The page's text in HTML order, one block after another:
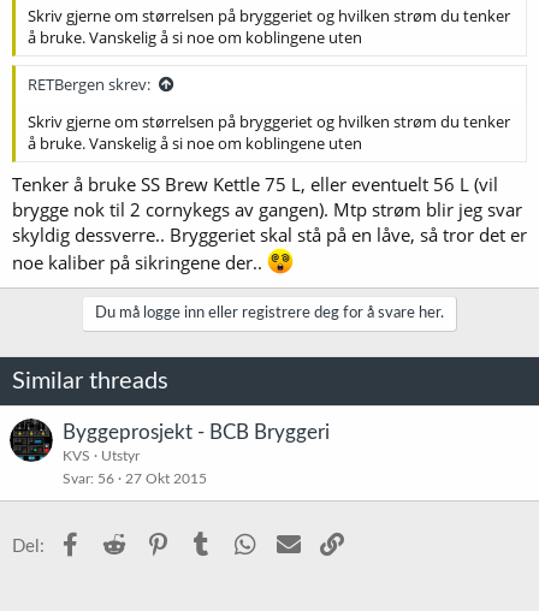
Skriv gjerne om størrelsen på bryggeriet og hvilken strøm du tenker
å bruke. Vanskelig å si noe om koblingene uten
RETBergen skrev:
Skriv gjerne om størrelsen på bryggeriet og hvilken strøm du tenker
å bruke. Vanskelig å si noe om koblingene uten
Tenker å bruke SS Brew Kettle 75 L, eller eventuelt 56 L (vil
brygge nok til 2 cornykegs av gangen). Mtp strøm blir jeg svar
skyldig dessverre.. Bryggeriet skal stå på en låve, så tror det er
noe kaliber på sikringene der..
Du må logge inn eller registrere deg for å svare her.
Similar threads
Byggeprosjekt - BCB Bryggeri
KVS
Utstyr
Svar 56 27 Okt 2015
Del: Facebook
Reddit PinterestTumblr WhatsApp
E-post